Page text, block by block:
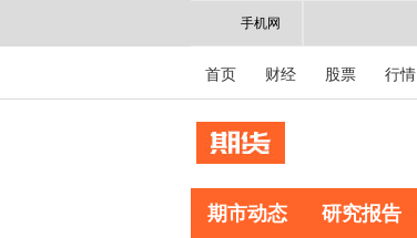
手机网
首页 财经 股票 行情
期市动态 研究报告